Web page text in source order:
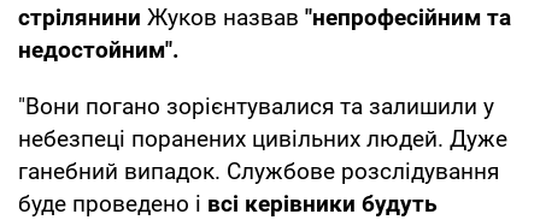
стрілянини Жуков назвав "непрофесійним та
недостойним".
"Вони погано зорієнтувалися та залишили у
небезпеці поранених цивільних людей. Дуже
ганебний випадок. Службове розслідування
буде проведено і всі керівники будуть